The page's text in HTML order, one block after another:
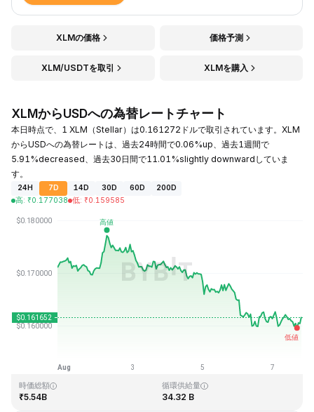
XLMの価格 価格予測
XLM/USDTを取引 XLMを購入
XLMからUSDへの為替レートチャート
本日時点で、1 XLM（Stellar）は0.161272ドルで取引されています。XLM
からUSDへの為替レートは、過去24時間で0.06%up、過去1週間で
5.91%decreased、過去30日間で11.01%slightly downwardしていま
す。
24H 7D 14D 30D 60D
200D
高: ₹0.177038 低: ₹0.159585
₹0.875563 ₹0.000476
時価総額
₹5.54B
循環供給量
34.32 B